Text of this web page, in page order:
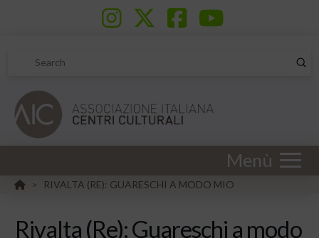
Search
Menù
HOME
> RIVALTA (RE): GUARESCHI A MODO MIO
Rivalta (Re): Guareschi a modo